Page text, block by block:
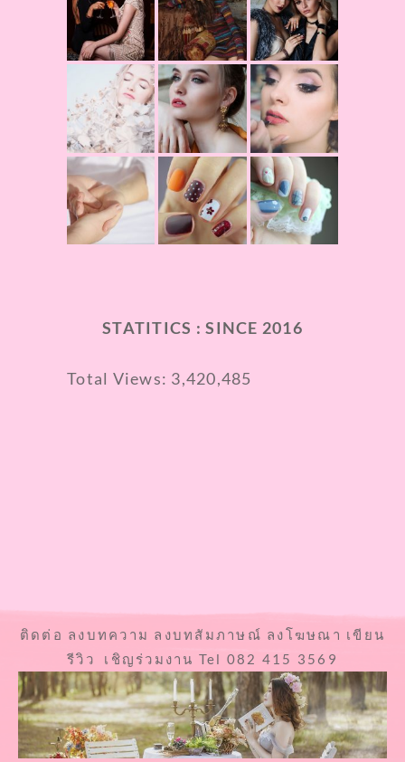
STATITICS : SINCE 2016
Total Views: 3,420,485
ติดต่อ ลงบทความ ลงบทสัมภาษณ์ ลงโฆษณา เขียน
รีวิว เชิญร่วมงาน Tel 082 415 3569